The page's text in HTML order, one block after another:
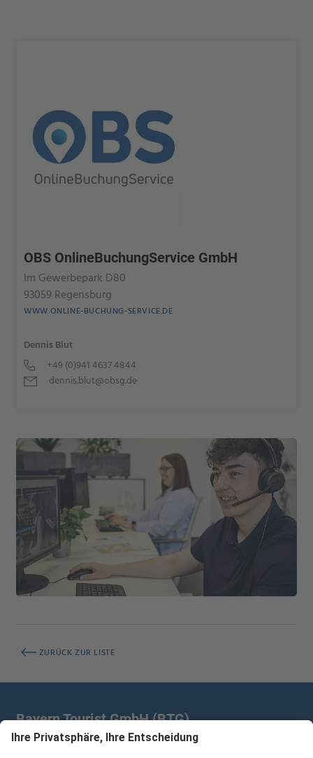
OBS OnlineBuchungService GmbH
Im Gewerbepark D80
93059 Regensburg
WWW.ONLINE-BUCHUNG-SERVICE.DE
Dennis Blut
+49 (0)941 4637 4844
dennis.blut@obsg.de
ZURÜCK ZUR LISTE
Bayern Tourist GmbH (BTG)
Prinz-Ludwig-Palais | Türkenstr. 7 | 80333 München